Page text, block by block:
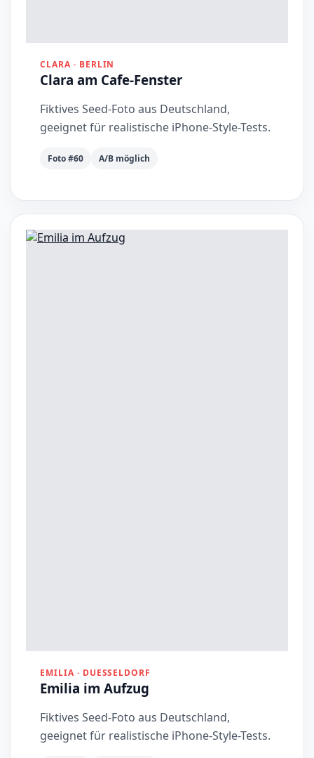
CLARA · BERLIN
Clara am Cafe-Fenster
Fiktives Seed-Foto aus Deutschland,
geeignet für realistische iPhone-Style-Tests.
Foto #60 A/B möglich
EMILIA · DUESSELDORF
Emilia im Aufzug
Fiktives Seed-Foto aus Deutschland,
geeignet für realistische iPhone-Style-Tests.